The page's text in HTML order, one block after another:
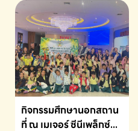
กิจกรรมศึกษานอกสถาน
ที่ ณ เมเจอร์ ซีนีเพล็กซ์